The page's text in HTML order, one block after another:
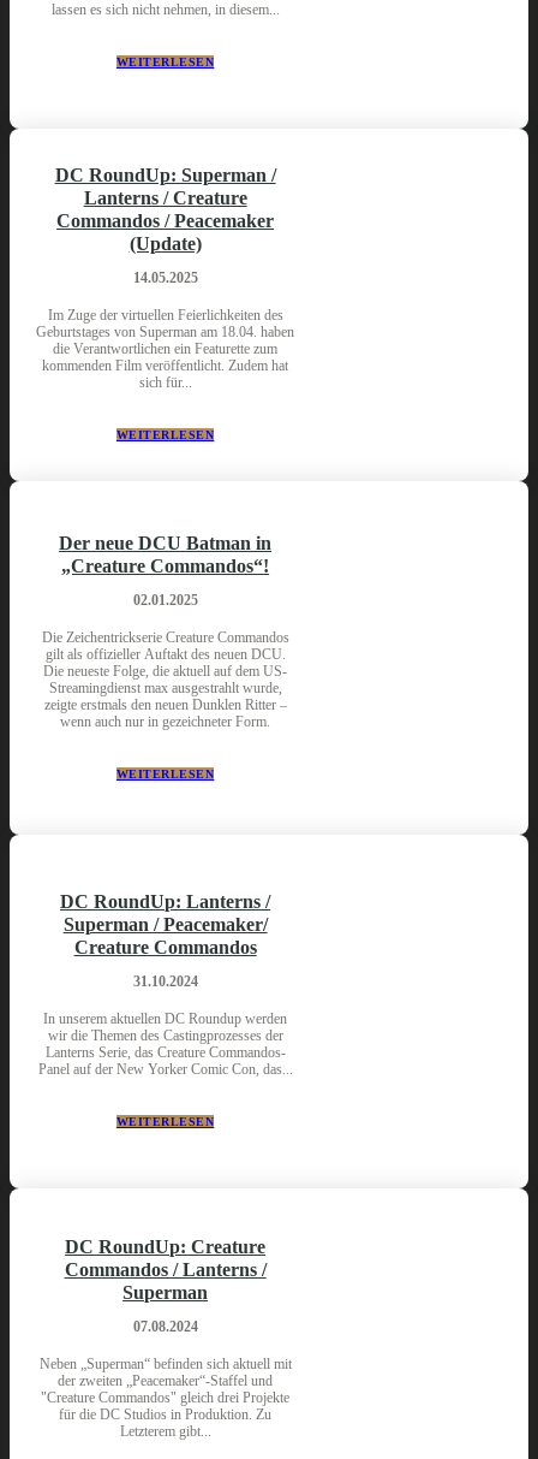
lassen es sich nicht nehmen, in diesem...
WEITERLESEN
DC RoundUp: Superman /
Lanterns / Creature
Commandos / Peacemaker
(Update)
14.05.2025
Im Zuge der virtuellen Feierlichkeiten des
Geburtstages von Superman am 18.04. haben
die Verantwortlichen ein Featurette zum
kommenden Film veröffentlicht. Zudem hat
sich für...
WEITERLESEN
Der neue DCU Batman in
„Creature Commandos“!
02.01.2025
Die Zeichentrickserie Creature Commandos
gilt als offizieller Auftakt des neuen DCU.
Die neueste Folge, die aktuell auf dem US-
Streamingdienst max ausgestrahlt wurde,
zeigte erstmals den neuen Dunklen Ritter –
wenn auch nur in gezeichneter Form.
WEITERLESEN
DC RoundUp: Lanterns /
Superman / Peacemaker/
Creature Commandos
31.10.2024
In unserem aktuellen DC Roundup werden
wir die Themen des Castingprozesses der
Lanterns Serie, das Creature Commandos-
Panel auf der New Yorker Comic Con, das...
WEITERLESEN
DC RoundUp: Creature
Commandos / Lanterns /
Superman
07.08.2024
Neben „Superman“ befinden sich aktuell mit
der zweiten „Peacemaker“-Staffel und
"Creature Commandos" gleich drei Projekte
für die DC Studios in Produktion. Zu
Letzterem gibt...